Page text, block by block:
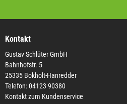
Kontakt
Gustav Schlüter GmbH
Bahnhofstr. 5
25335 Bokholt-Hanredder
Telefon: 04123 90380
Kontakt zum Kundenservice